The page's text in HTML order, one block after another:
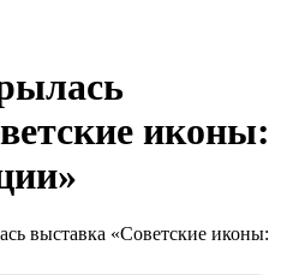
иконы:
выставка «Советские иконы: